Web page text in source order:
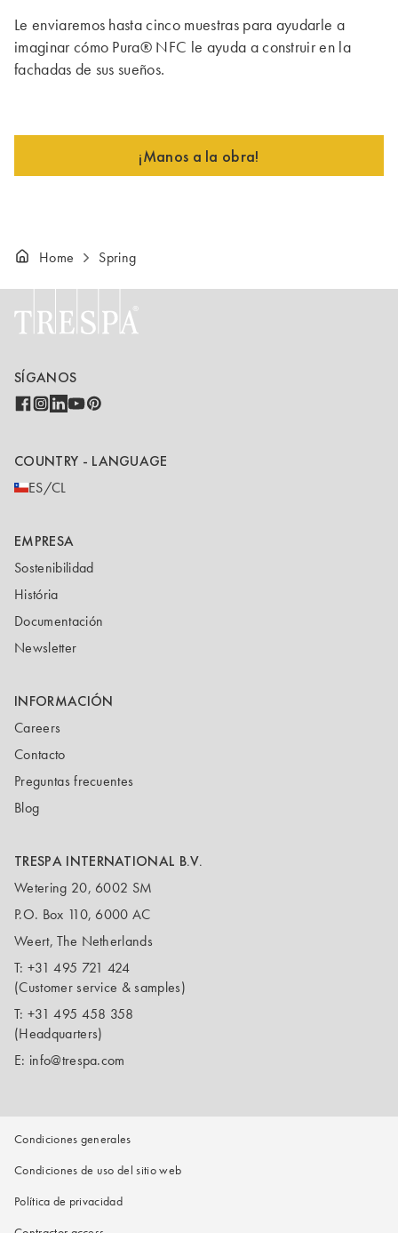
Le enviaremos hasta cinco muestras para ayudarle a
imaginar cómo Pura® NFC le ayuda a construir en la
fachadas de sus sueños.
¡Manos a la obra!
Home Spring
SÍGANOS
COUNTRY - LANGUAGE
ES/CL
EMPRESA
Sostenibilidad
História
Documentación
Newsletter
INFORMACIÓN
Careers
Contacto
Preguntas frecuentes
Blog
TRESPA INTERNATIONAL B.V.
Wetering 20, 6002 SM
P.O. Box 110, 6000 AC
Weert, The Netherlands
T: +31 495 721 424
(Customer service & samples)
T: +31 495 458 358
(Headquarters)
E: info@trespa.com
Condiciones generales
Condiciones de uso del sitio web
Política de privacidad